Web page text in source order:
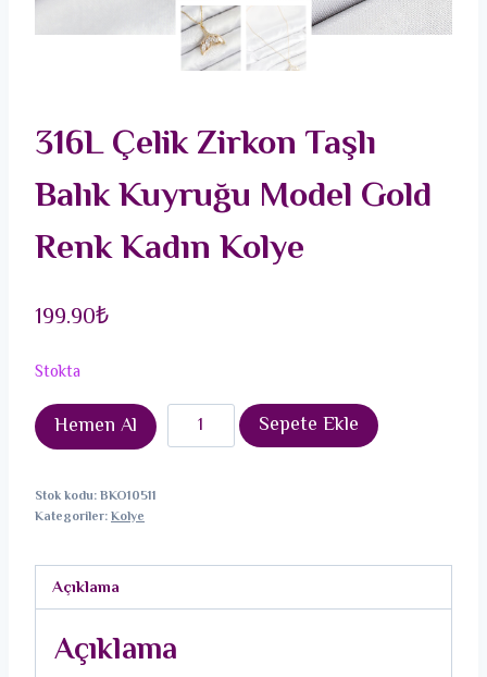
316L Çelik Zirkon Taşlı
Balık Kuyruğu Model Gold
Renk Kadın Kolye
199.90₺
Stokta
Hemen Al
316L
Çelik
Kuyruğu
Renk
Sepete Ekle
Stok kodu:BKO10511
Kategoriler:Kolye
Açıklama
Açıklama